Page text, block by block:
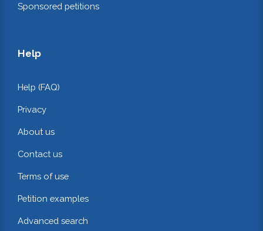
Sponsored petitions
Help
Help (FAQ)
Privacy
About us
Contact us
Terms of use
Petition examples
Advanced search